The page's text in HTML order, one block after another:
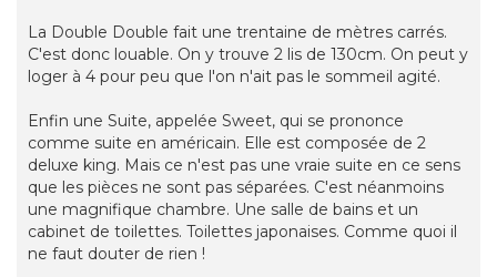
La Double Double fait une trentaine de mètres carrés.
C'est donc louable. On y trouve 2 lis de 130cm. On peut y
loger à 4 pour peu que l'on n'ait pas le sommeil agité.
Enfin une Suite, appelée Sweet, qui se prononce
comme suite en américain. Elle est composée de 2
deluxe king. Mais ce n'est pas une vraie suite en ce sens
que les pièces ne sont pas séparées. C'est néanmoins
une magnifique chambre. Une salle de bains et un
cabinet de toilettes. Toilettes japonaises. Comme quoi il
ne faut douter de rien !